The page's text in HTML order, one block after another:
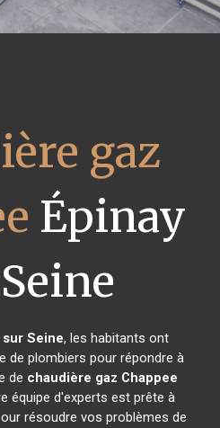
gaz
Épinay
sur Seine, les habitants ont
de plombiers pour répondre à
de chaudière gaz Chappee
équipe d'experts est prête à
résoudre vos problèmes de